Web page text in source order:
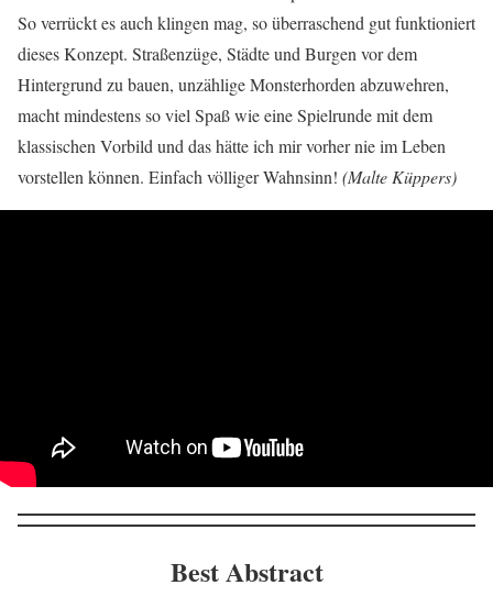
So verrückt es auch klingen mag, so überraschend gut funktioniert
dieses Konzept. Straßenzüge, Städte und Burgen vor dem
Hintergrund zu bauen, unzählige Monsterhorden abzuwehren,
macht mindestens so viel Spaß wie eine Spielrunde mit dem
klassischen Vorbild und das hätte ich mir vorher nie im Leben
vorstellen können. Einfach völliger Wahnsinn! (Malte Küppers)
Best Abstract